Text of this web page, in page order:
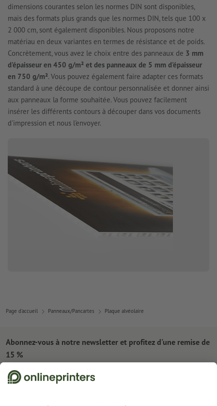
dimensions courantes selon les normes DIN sont disponibles,
mais des formats plus grands que les normes DIN, tels que 100 x
2 000 cm, sont également disponibles. Nous proposons notre
matériau en deux variantes en termes de résistance et de poids.
Concrètement, vous avez le choix entre des panneaux de 3 mm
d'épaisseur en 450 g/m² et des panneaux de 5 mm d'épaisseur
en 750 g/m². Vous pouvez également faire adapter ces formats
standard à une découpe de contour personnalisée et donner ainsi
aux panneaux la forme souhaitée. Vous pouvez facilement
insérer les différents contours à découper dans vos documents
d'impression et nous l'envoyer.
Page d'accueil Panneaux/Pancartes Plaque alvéolaire
À propos de nous
Abonnez-vous à notre newsletter et profitez d'une remise de
15 %